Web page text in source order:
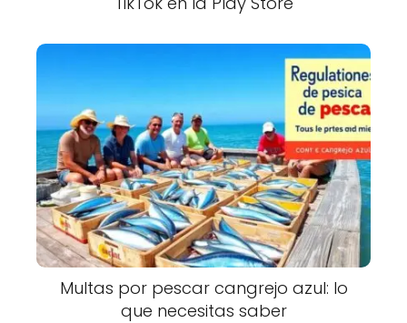
Multas por pescar cangrejo azul: lo
que necesitas saber